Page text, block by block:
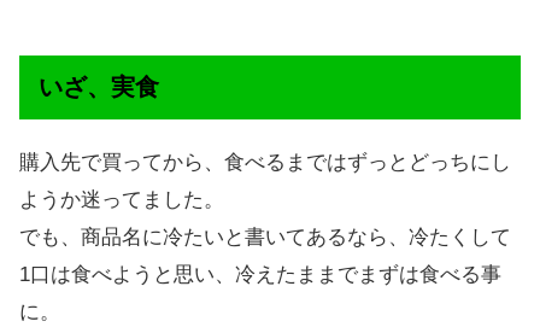
いざ、実食
購入先で買ってから、食べるまではずっとどっちにし
ようか迷ってました。
でも、商品名に冷たいと書いてあるなら、冷たくして
1口は食べようと思い、冷えたままでまずは食べる事
に。